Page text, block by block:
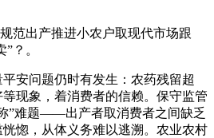
出产推进小农户取现代市场跟
？。
问题仍时有发生：农药残留超
现象，着消费者的信赖。保守监管
”难题——出产者取消费者之间缺乏
惚，从体义务难以逃溯。农业农村